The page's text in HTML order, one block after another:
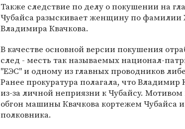
Также следствие по делу о покушении на
Чубайса разыскивает женщину по
Владимира Квачкова.
В качестве основной версии покушения
след - месть так называемых национал-
"ЕЭС" и одному из главных проводников
Ранее прокуратура полагала, что
из-за личной неприязни к Чубайсу.
обгон машины Квачкова кортежем Чубайса
полковника.